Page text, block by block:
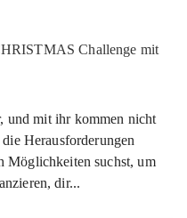
Herausforderungen
Möglichkeiten suchst, um
dir...